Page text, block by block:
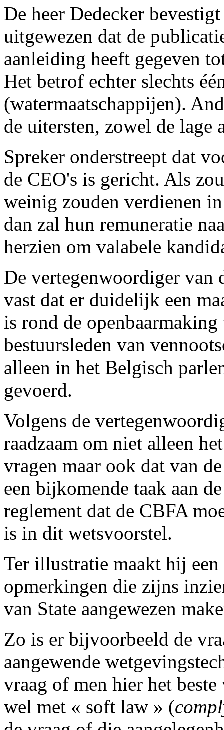
De heer Dedecker
uitgewezen dat de
aanleiding heeft gegeven
Het betrof echter slechts
(watermaatschappijen).
de uitersten, zowel de lage
Spreker onderstreept dat
de CEO's is gericht. Als
weinig zouden verdienen
dan zal hun remuneratie
herzien om valabele
De vertegenwoordiger van
vast dat er duidelijk een
is rond de
bestuursleden van
alleen in het Belgisch
gevoerd.
Volgens de
raadzaam om niet alleen
vragen maar ook dat van
een bijkomende taak aan
reglement dat de CBFA
is in dit wetsvoorstel.
Ter illustratie maakt hij
opmerkingen die zijns
van State aangewezen
Zo is er bijvoorbeeld de
aangewende
vraag of men hier het
wel met « soft law » (